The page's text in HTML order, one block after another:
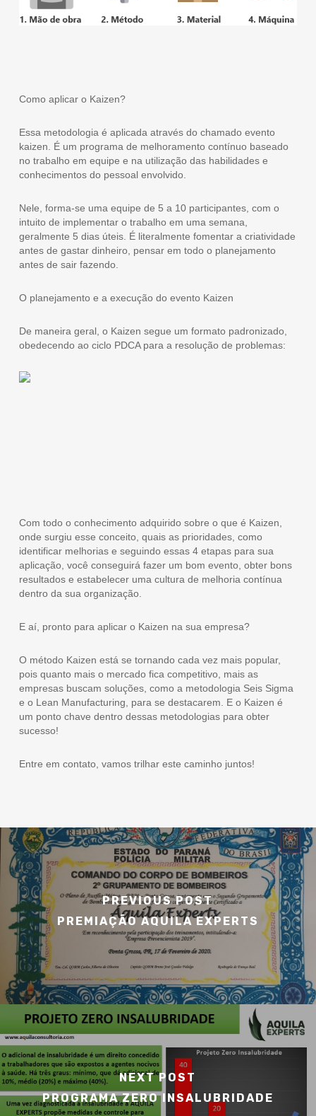
Como aplicar o Kaizen?
Essa metodologia é aplicada através do chamado evento
kaizen. É um programa de melhoramento contínuo baseado
no trabalho em equipe e na utilização das habilidades e
conhecimentos do pessoal envolvido.
Nele, forma-se uma equipe de 5 a 10 participantes, com o
intuito de implementar o trabalho em uma semana,
geralmente 5 dias úteis. É literalmente fomentar a criatividade
antes de gastar dinheiro, pensar em todo o planejamento
antes de sair fazendo.
O planejamento e a execução do evento Kaizen
De maneira geral, o Kaizen segue um formato padronizado,
obedecendo ao ciclo PDCA para a resolução de problemas:
Com todo o conhecimento adquirido sobre o que é Kaizen,
onde surgiu esse conceito, quais as prioridades, como
identificar melhorias e seguindo essas 4 etapas para sua
aplicação, você conseguirá fazer um bom evento, obter bons
resultados e estabelecer uma cultura de melhoria contínua
dentro da sua organização.
E aí, pronto para aplicar o Kaizen na sua empresa?
O método Kaizen está se tornando cada vez mais popular,
pois quanto mais o mercado fica competitivo, mais as
empresas buscam soluções, como a metodologia Seis Sigma
e o Lean Manufacturing, para se destacarem. E o Kaizen é
um ponto chave dentro dessas metodologias para obter
sucesso!
Entre em contato, vamos trilhar este caminho juntos!
PREVIOUS POST
PREMIAÇÃO AQUILA EXPERTS
NEXT POST
PROGRAMA ZERO INSALUBRIDADE